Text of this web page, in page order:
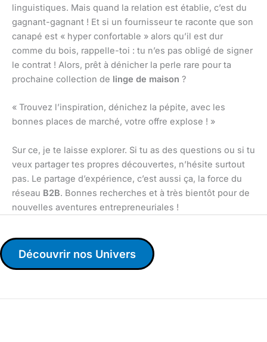
linguistiques. Mais quand la relation est établie, c’est du
gagnant-gagnant ! Et si un fournisseur te raconte que son
canapé est « hyper confortable » alors qu’il est dur
comme du bois, rappelle-toi : tu n’es pas obligé de signer
le contrat ! Alors, prêt à dénicher la perle rare pour ta
prochaine collection de linge de maison ?
« Trouvez l’inspiration, dénichez la pépite, avec les
bonnes places de marché, votre offre explose ! »
Sur ce, je te laisse explorer. Si tu as des questions ou si tu
veux partager tes propres découvertes, n’hésite surtout
pas. Le partage d’expérience, c’est aussi ça, la force du
réseau B2B. Bonnes recherches et à très bientôt pour de
nouvelles aventures entrepreneuriales !
Découvrir nos Univers